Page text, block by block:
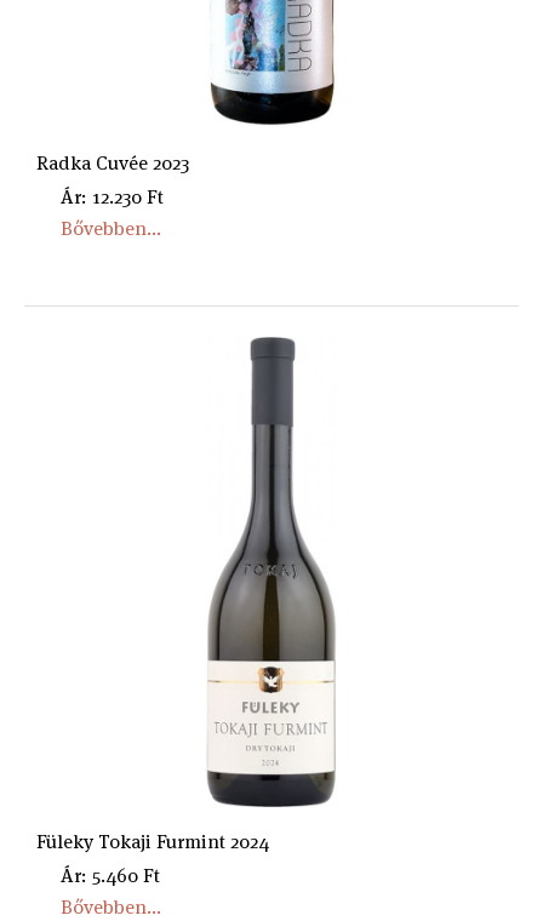
Radka Cuvée 2023
Ár: 12.230 Ft
Bővebben...
Füleky Tokaji Furmint 2024
Ár: 5.460 Ft
Bővebben...